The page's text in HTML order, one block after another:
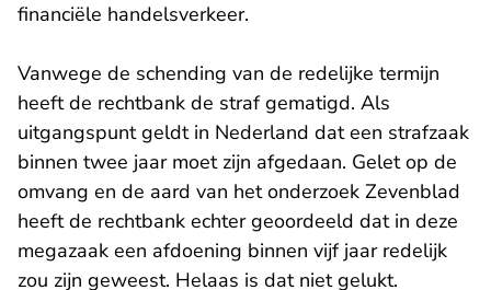
financiële handelsverkeer.
Vanwege de schending van de redelijke termijn
heeft de rechtbank de straf gematigd. Als
uitgangspunt geldt in Nederland dat een strafzaak
binnen twee jaar moet zijn afgedaan. Gelet op de
omvang en de aard van het onderzoek Zevenblad
heeft de rechtbank echter geoordeeld dat in deze
megazaak een afdoening binnen vijf jaar redelijk
zou zijn geweest. Helaas is dat niet gelukt.